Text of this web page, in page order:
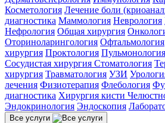
Косметология Лечение боли
диагностика Маммология Неврология
Нефрология Общая хирургия
Оториноларингология Офтальмология
хирургия Проктология Пульмонология
Сосудистая хирургия Стоматология
хирургия Травматология УЗИ
лечения Физиотерапия Флебология
диагностика Хирургия кисти
Эндокринология Эндоскопия
Все услуги